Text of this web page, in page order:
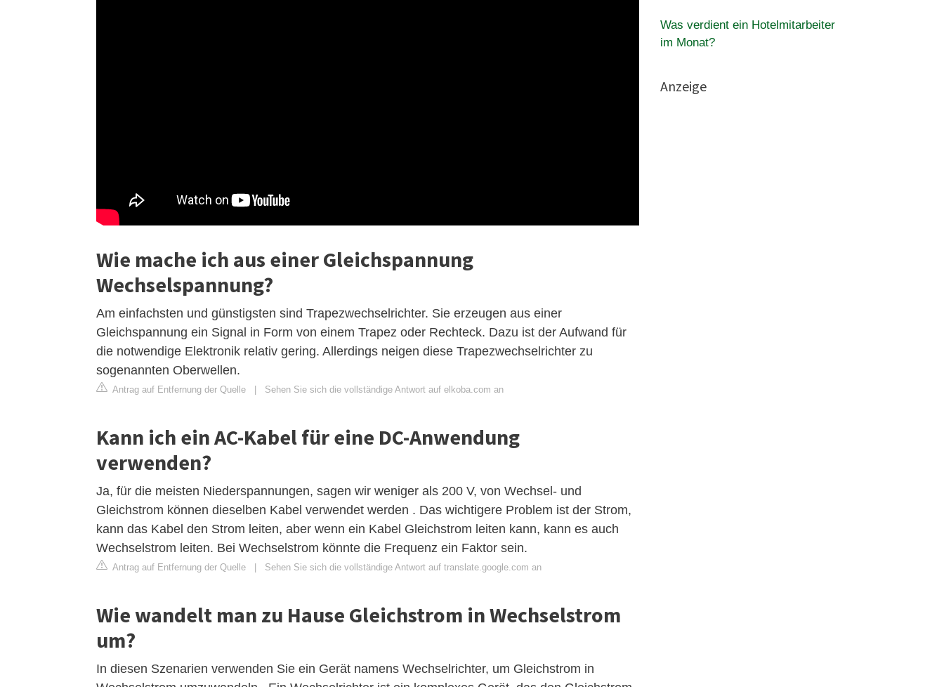
Wie mache ich aus einer Gleichspannung
Wechselspannung?
Am einfachsten und günstigsten sind Trapezwechselrichter. Sie erzeugen aus einer
Gleichspannung ein Signal in Form von einem Trapez oder Rechteck. Dazu ist der Aufwand für
die notwendige Elektronik relativ gering. Allerdings neigen diese Trapezwechselrichter zu
sogenannten Oberwellen.
Antrag auf Entfernung der Quelle | Sehen Sie sich die vollständige Antwort auf elkoba.com an
Kann ich ein AC-Kabel für eine DC-Anwendung
verwenden?
Ja, für die meisten Niederspannungen, sagen wir weniger als 200 V, von Wechsel- und
Gleichstrom können dieselben Kabel verwendet werden . Das wichtigere Problem ist der Strom,
kann das Kabel den Strom leiten, aber wenn ein Kabel Gleichstrom leiten kann, kann es auch
Wechselstrom leiten. Bei Wechselstrom könnte die Frequenz ein Faktor sein.
Antrag auf Entfernung der Quelle | Sehen Sie sich die vollständige Antwort auf translate.google.com an
Wie wandelt man zu Hause Gleichstrom in Wechselstrom
um?
In diesen Szenarien verwenden Sie ein Gerät namens Wechselrichter, um Gleichstrom in
Was verdient ein Hotelmitarbeiter
im Monat?
Anzeige